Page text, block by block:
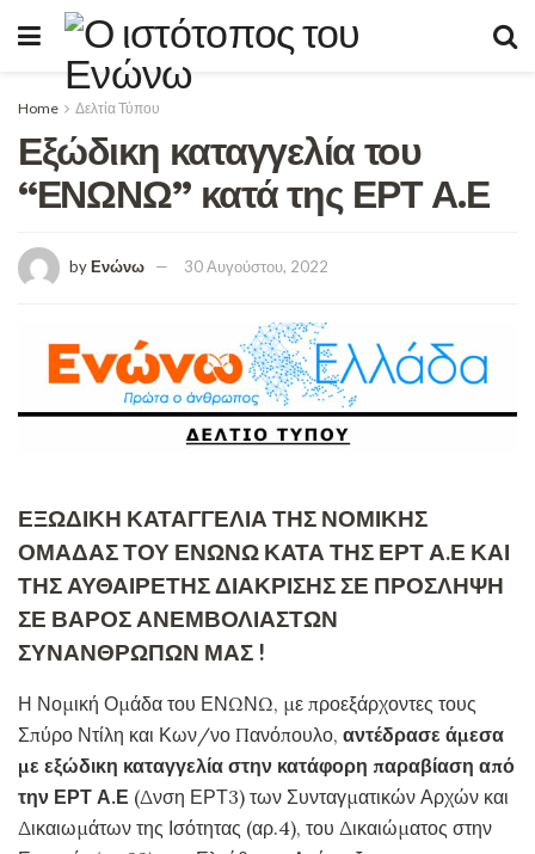
Home Δελτία Τύπου
Εξώδικη καταγγελία του
“ΕΝΩΝΩ” κατά της ΕΡΤ Α.Ε
byΕνώνω 30 Αυγούστου, 2022
ΕΞΩΔΙΚΗ ΚΑΤΑΓΓΕΛΙΑ ΤΗΣ ΝΟΜΙΚΗΣ
ΟΜΑΔΑΣ ΤΟΥ ΕΝΩΝΩ ΚΑΤΑ ΤΗΣ ΕΡΤ Α.Ε ΚΑΙ
ΤΗΣ ΑΥΘΑΙΡΕΤΗΣ ΔΙΑΚΡΙΣΗΣ ΣΕ ΠΡΟΣΛΗΨΗ
ΣΕ ΒΑΡΟΣ ΑΝΕΜΒΟΛΙΑΣΤΩΝ
ΣΥΝΑΝΘΡΩΠΩΝ ΜΑΣ !
Η Νομική Ομάδα του ΕΝΩΝΩ, με προεξάρχοντες τους
Σπύρο Ντίλη και Κων/νο Πανόπουλο, αντέδρασε άμεσα
με εξώδικη καταγγελία στην κατάφορη παραβίαση από
την ΕΡΤ Α.Ε (Δνση ΕΡΤ3) των Συνταγματικών Αρχών και
Δικαιωμάτων της Ισότητας (αρ.4), του Δικαιώματος στην